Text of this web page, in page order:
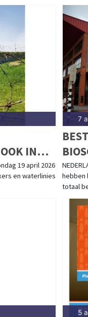
IN
19 april 2026
en waterlinies
7
hebben
totaal
5